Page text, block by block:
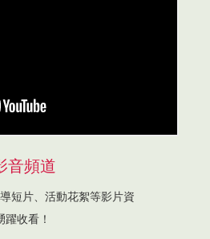
音頻道
短片、活動花絮等影片資
躍收看！